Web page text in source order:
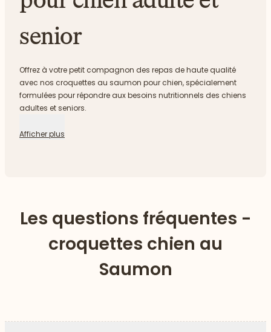
senior
Offrez à votre petit compagnon des repas de haute qualité
avec nos croquettes au saumon pour chien, spécialement
formulées pour répondre aux besoins nutritionnels des chiens
adultes et seniors.
Afficher plus
Les questions fréquentes -
croquettes chien au
Saumon